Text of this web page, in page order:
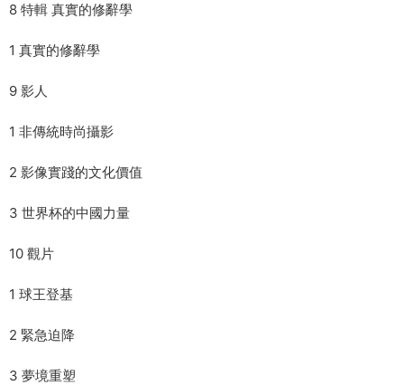
8 特輯 真實的修辭學
1 真實的修辭學
9 影人
1 非傳統時尚攝影
2 影像實踐的文化價值
3 世界杯的中國力量
10 觀片
1 球王登基
2 緊急迫降
3 夢境重塑